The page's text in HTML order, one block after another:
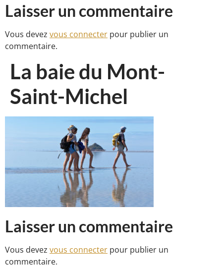
Laisser un commentaire
Vous devez vous connecter pour publier un
commentaire.
La baie du Mont-
Saint-Michel
Laisser un commentaire
Vous devez vous connecter pour publier un
commentaire.